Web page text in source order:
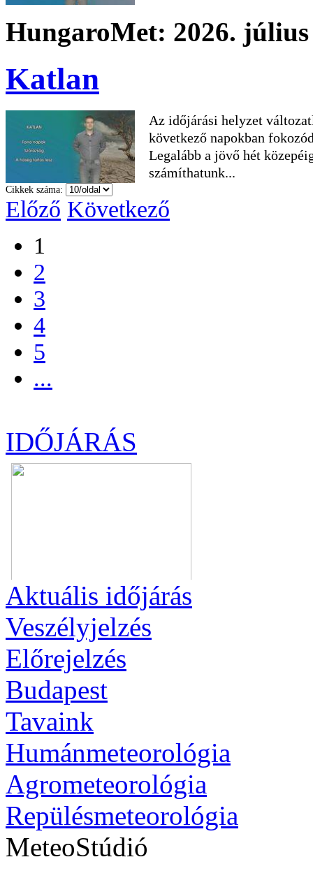
HungaroMet: 2026. július
Katlan
Az időjárási helyzet
következő napokban
Legalább a jövő hét
számíthatunk...
Cikkek száma:
Előző Következő
1
2
3
4
5
...
IDŐJÁRÁS
Aktuális időjárás
Veszélyjelzés
Előrejelzés
Budapest
Tavaink
Humánmeteorológia
Agrometeorológia
Repülésmeteorológia
MeteoStúdió